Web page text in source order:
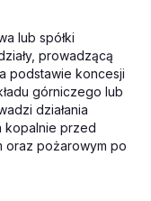
lub spółki
prowadzącą
podstawie koncesji
górniczego lub
działania
kopalnie przed
oraz pożarowym po